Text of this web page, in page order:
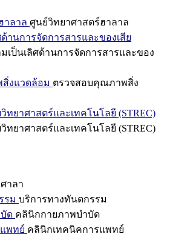
าลาล ศูนย์วิทยาศาสตร์ฮาลาล
านการจัดการสารและของเสีย
เป็นเลิศด้านการจัดการสารและของ
งแวดล้อม ตรวจสอบคุณภาพสิ่ง
ทยาศาสตร์และเทคโนโลยี (STREC)
ทยาศาสตร์และเทคโนโลยี (STREC)
าลา
รม บริการทางทันตกรรม
ด คลินิกกายภาพบำบัด
พทย์ คลินิกเทคนิคการแพทย์